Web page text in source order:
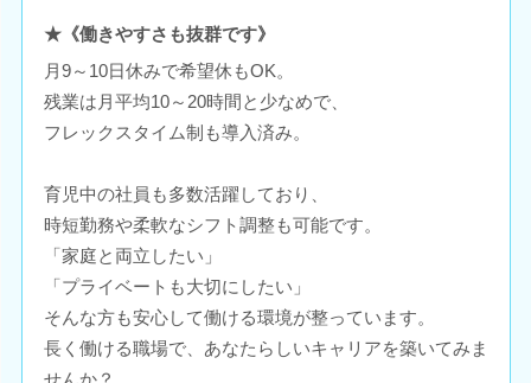
★《働きやすさも抜群です》
月9～10日休みで希望休もOK。
残業は月平均10～20時間と少なめで、
フレックスタイム制も導入済み。
育児中の社員も多数活躍しており、
時短勤務や柔軟なシフト調整も可能です。
「家庭と両立したい」
「プライベートも大切にしたい」
そんな方も安心して働ける環境が整っています。
長く働ける職場で、あなたらしいキャリアを築いてみま
せんか？